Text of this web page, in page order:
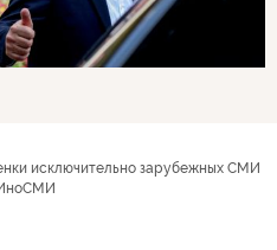
исключительно зарубежных СМИ